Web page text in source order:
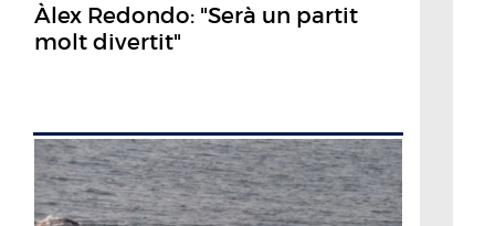
Àlex Redondo: "Serà un partit
molt divertit"